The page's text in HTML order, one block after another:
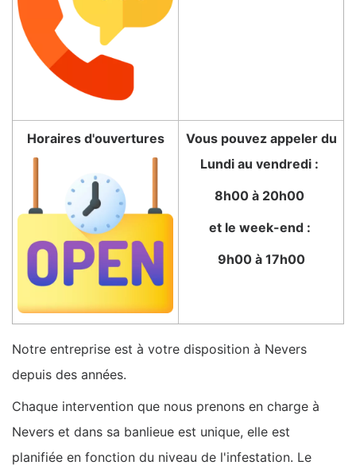
Horaires d'ouvertures
Vous pouvez appeler du
Lundi au vendredi :
8h00 à 20h00
et le week-end :
9h00 à 17h00
Notre entreprise est à votre disposition à Nevers
depuis des années.
Chaque intervention que nous prenons en charge à
Nevers et dans sa banlieue est unique, elle est
planifiée en fonction du niveau de l'infestation. Le